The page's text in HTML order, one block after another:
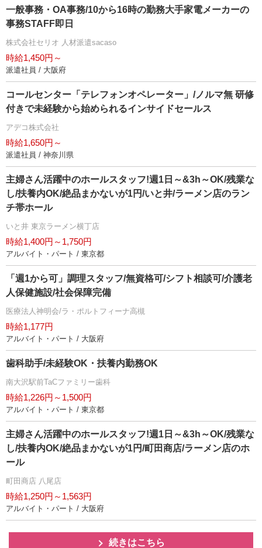
一般事務・OA事務/10から16時の勤務大手家電メーカーの
事務STAFF即日
株式会社セリオ 人材派遣sacaso
時給1,450円～
派遣社員 / 大阪府
コールセンター「テレフォンオペレーター」/ノルマ無 研修
付きで未経験から始められるインサイドセールス
アデコ株式会社
時給1,650円～
派遣社員 / 神奈川県
主婦さん活躍中のホールスタッフ!週1日～&3h～OK/残業な
し/扶養内OK/絶品まかないが1円/いと井/ラーメン店のラン
チ帯ホール
いと井 東京ラーメン横丁店
時給1,400円～1,750円
アルバイト・パート / 東京都
「週1から可」調理スタッフ/無資格可/シフト相談可/介護老
人保健施設/社会保障完備
医療法人神明会/ラ・ポルトフィーナ高槻
時給1,177円
アルバイト・パート / 大阪府
歯科助手/未経験OK・扶養内勤務OK
南大沢駅前TaCファミリー歯科
時給1,226円～1,500円
アルバイト・パート / 東京都
主婦さん活躍中のホールスタッフ!週1日～&3h～OK/残業な
し/扶養内OK/絶品まかないが1円/町田商店/ラーメン店のホ
ール
町田商店 八尾店
時給1,250円～1,563円
アルバイト・パート / 大阪府
続きはこちら